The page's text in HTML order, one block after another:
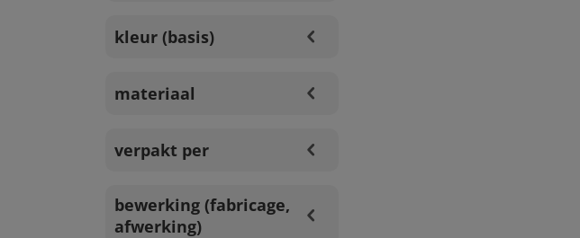
kleur (basis)
materiaal
verpakt per
bewerking (fabricage,
afwerking)